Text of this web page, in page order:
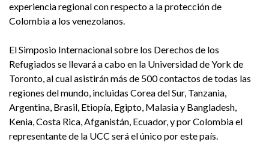
experiencia regional con respecto a la protección de
Colombia a los venezolanos.
El Simposio Internacional sobre los Derechos de los
Refugiados se llevará a cabo en la Universidad de York de
Toronto, al cual asistirán más de 500 contactos de todas las
regiones del mundo, incluidas Corea del Sur, Tanzania,
Argentina, Brasil, Etiopía, Egipto, Malasia y Bangladesh,
Kenia, Costa Rica, Afganistán, Ecuador, y por Colombia el
representante de la UCC será el único por este país.